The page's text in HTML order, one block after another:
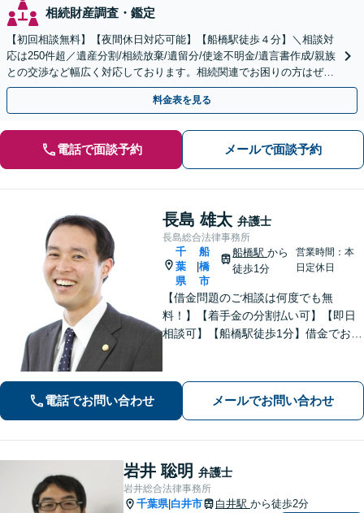
相続財産調査・鑑定
【初回相談無料】【夜間休日対応可能】【船橋駅徒歩４分】＼相談対
応は250件超／遺産分割/相続放棄/遺留分/使途不明金/遺言書作成/親族
との交渉など幅広く対応しております。相続関連でお困りの方はぜひ
一度ご相談ください。
料金表を見る
電話で面談予約 メールで面談予約
長島 雄太 弁護士
長島総合法律事務所
千
葉
県
船
橋
市
船橋駅から
徒歩1分
営業時間：本
日定休日
【借金問題のご相談は何度でも無
料！】【着手金の分割払い可】【即日
相談可】【船橋駅徒歩1分】借金でお悩
電話でお問い合わせ メールでお問い合わせ
岩井 聡明 弁護士
岩井総合法律事務所
千葉県| 白井市 白井駅 から徒歩2分